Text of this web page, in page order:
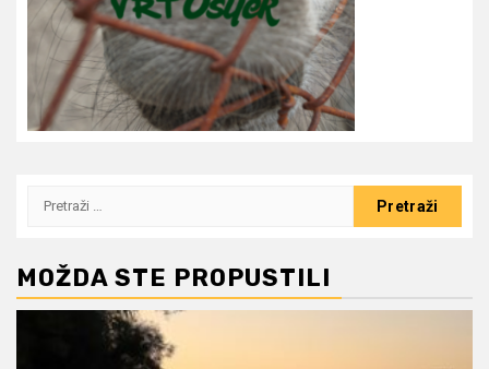
Pretraži:
MOŽDA STE PROPUSTILI